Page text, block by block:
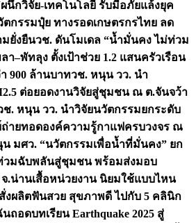
ผนึกวิจัย-เทคโนโลยี รับมือภัยแล้งยุค
กรรมปุ๋ย ทางรอดเกษตรกรไทย ลด
ยั่งยืนวช. ดันโมเดล “น้ำมั่นคง ไม่ท่วม
–พัทลุง ตั้งเป้าช่วย 1.2 แสนครัวเรือน
900 ล้านบาทวช. หนุน วว. นำ
ต่อยอดงานวิจัยสู่ชุมชน ณ ต.จันจว้า
ช. หนุน วว. นำวิจัยนวัตกรรมยกระดับ
ายทอดองค์ความรู้กาแฟครบวงจร ณ
มศว. “นวัตกรรมเพื่อน้ำที่มั่นคง” ยก
วมฉับพลันสู่ชุมชน พร้อมส่งมอบ
จ.น่านเสื้อหน่วยงาน นิยมใช้แบบไหน
งผลิตฟันสวย สุขภาพดี ไปกับ 5 คลินิก
นถอดบทเรียน Earthquake 2025 สู่